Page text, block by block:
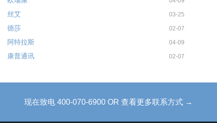
丝艾 03-25
德莎 02-07
阿特拉斯 04-09
康普通讯 02-07
现在致电 400-070-6900 OR 查看更多联系方式 →